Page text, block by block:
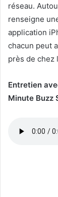
réseau.
renseigne
application
chacun peut
près de chez
Entretien
Minute Buzz